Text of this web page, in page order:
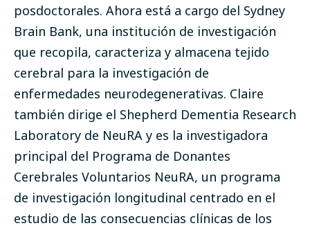
posdoctorales. Ahora está a cargo del Sydney
Brain Bank, una institución de investigación
que recopila, caracteriza y almacena tejido
cerebral para la investigación de
enfermedades neurodegenerativas. Claire
también dirige el Shepherd Dementia Research
Laboratory de NeuRA y es la investigadora
principal del Programa de Donantes
Cerebrales Voluntarios NeuRA, un programa
de investigación longitudinal centrado en el
estudio de las consecuencias clínicas de los